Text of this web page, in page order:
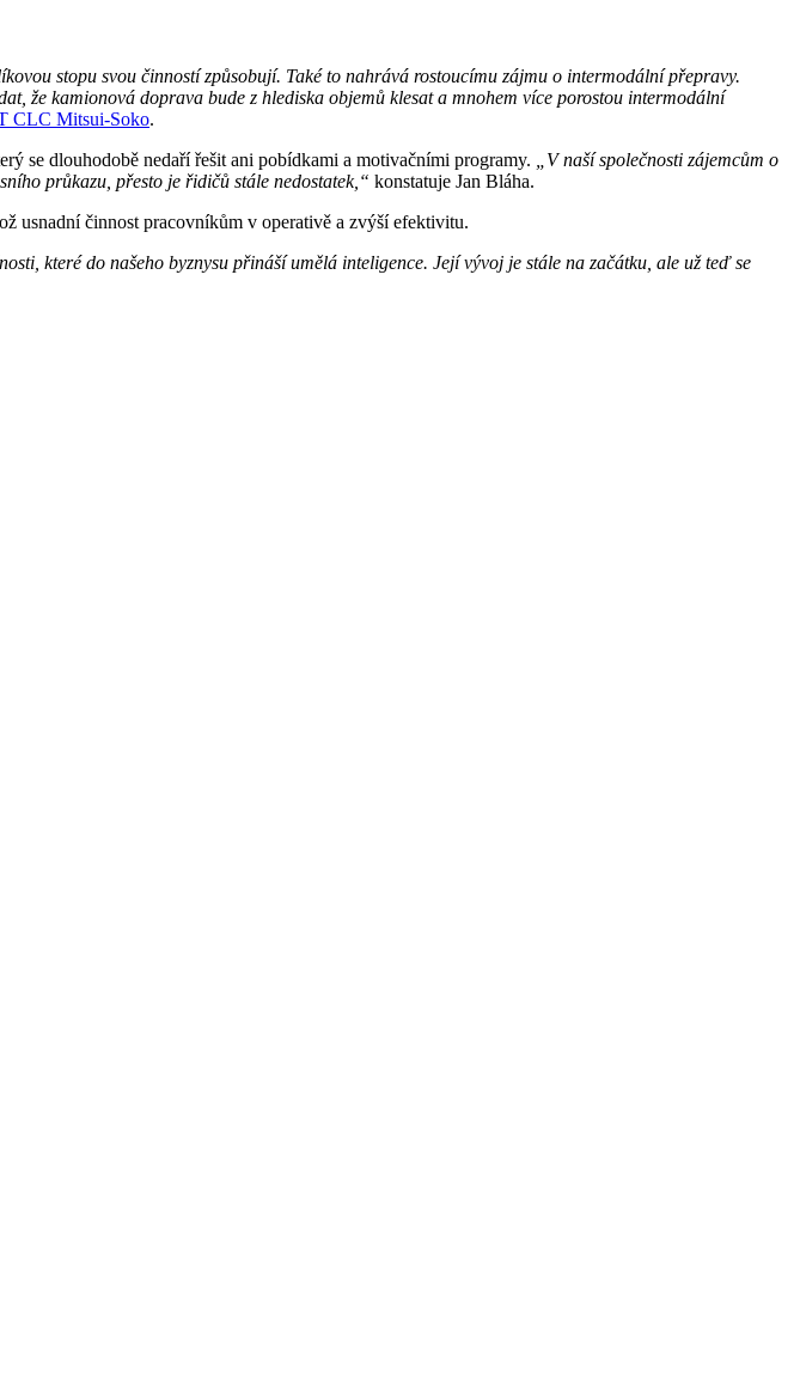
stopu svou činností způsobují. Také to nahrává rostoucímu zájmu o intermodální přepravy.
že kamionová doprava bude z hlediska objemů klesat a mnohem více porostou intermodální
CLC Mitsui-Soko.
se dlouhodobě nedaří řešit ani pobídkami a motivačními programy.
„V naší společnosti zájemcům o
průkazu, přesto je řidičů stále nedostatek,“ konstatuje Jan Bláha.
usnadní činnost pracovníkům v operativě a zvýší efektivitu.
které do našeho byznysu přináší umělá inteligence. Její vývoj je stále na začátku, ale už teď se